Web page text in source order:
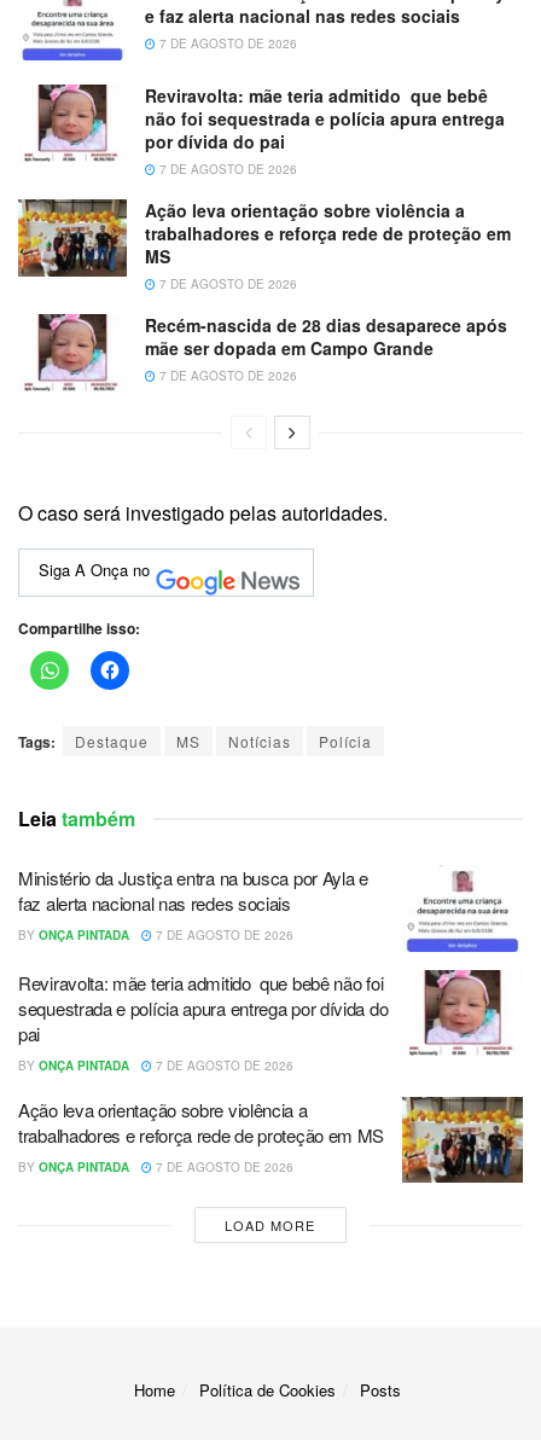
e faz alerta nacional nas redes sociais
7 DE AGOSTO DE 2026
Reviravolta: mãe teria admitido que bebê
não foi sequestrada e polícia apura entrega
por dívida do pai
7 DE AGOSTO DE 2026
Ação leva orientação sobre violência a
trabalhadores e reforça rede de proteção em
MS
7 DE AGOSTO DE 2026
Recém-nascida de 28 dias desaparece após
mãe ser dopada em Campo Grande
7 DE AGOSTO DE 2026
O caso será investigado pelas autoridades.
Siga A Onça no
Compartilhe isso:
Tags: Destaque MS Notícias Polícia
Leiatambém
Ministério da Justiça entra na busca por Ayla e
faz alerta nacional nas redes sociais
BY ONÇA PINTADA 7 DE AGOSTO DE 2026
Reviravolta: mãe teria admitido que bebê não foi
sequestrada e polícia apura entrega por dívida do
pai
BY ONÇA PINTADA 7 DE AGOSTO DE 2026
Ação leva orientação sobre violência a
trabalhadores e reforça rede de proteção em MS
BY ONÇA PINTADA 7 DE AGOSTO DE 2026
LOAD MORE
Home Política de Cookies Posts